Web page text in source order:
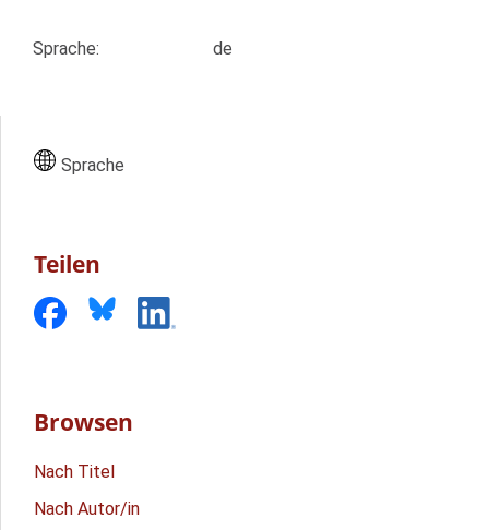
Sprache: de
Sprache
Teilen
Browsen
Nach Titel
Nach Autor/in